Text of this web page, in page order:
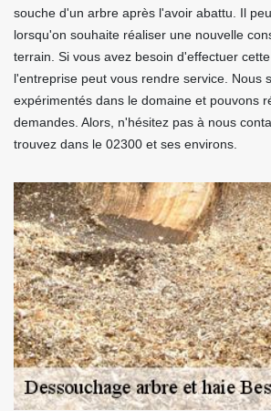
souche d'un arbre après l'avoir abattu. Il
lorsqu'on souhaite réaliser une nouvelle
terrain. Si vous avez besoin d'effectuer cette
l'entreprise peut vous rendre service. Nous
expérimentés dans le domaine et pouvons
demandes. Alors, n'hésitez pas à nous
trouvez dans le 02300 et ses environs.